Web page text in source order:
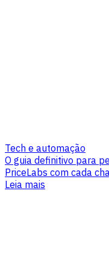
Tech e automação
O guia definitivo para
PriceLabs com cada
Leia mais